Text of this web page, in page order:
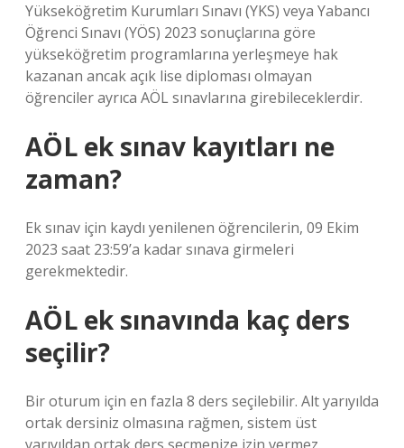
Yükseköğretim Kurumları Sınavı (YKS) veya Yabancı
Öğrenci Sınavı (YÖS) 2023 sonuçlarına göre
yükseköğretim programlarına yerleşmeye hak
kazanan ancak açık lise diploması olmayan
öğrenciler ayrıca AÖL sınavlarına girebileceklerdir.
AÖL ek sınav kayıtları ne
zaman?
Ek sınav için kaydı yenilenen öğrencilerin, 09 Ekim
2023 saat 23:59’a kadar sınava girmeleri
gerekmektedir.
AÖL ek sınavında kaç ders
seçilir?
Bir oturum için en fazla 8 ders seçilebilir. Alt yarıyılda
ortak dersiniz olmasına rağmen, sistem üst